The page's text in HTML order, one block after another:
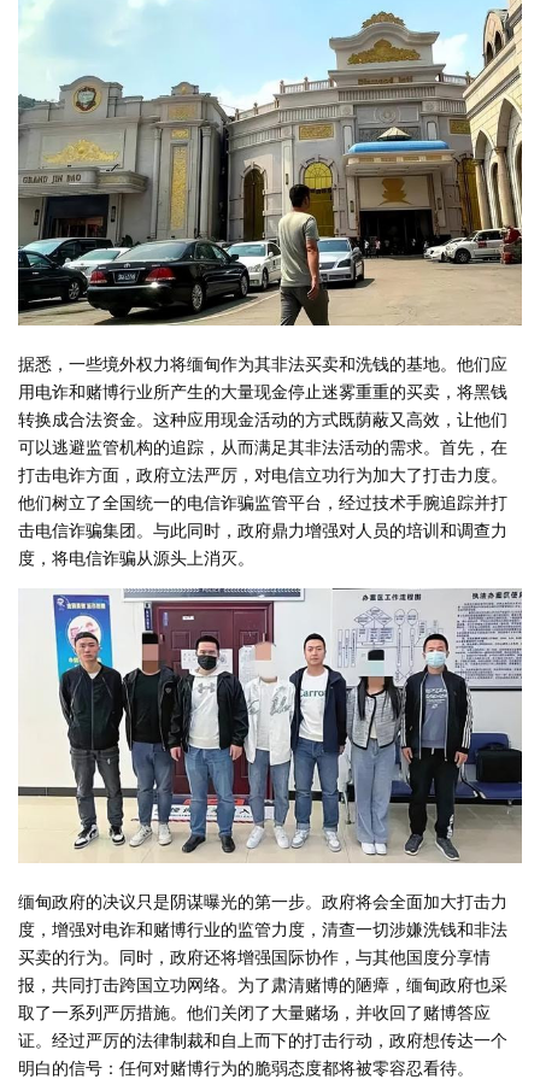
据悉，一些境外权力将缅甸作为其非法买卖和洗钱的基地。他们应
用电诈和赌博行业所产生的大量现金停止迷雾重重的买卖，将黑钱
转换成合法资金。这种应用现金活动的方式既荫蔽又高效，让他们
可以逃避监管机构的追踪，从而满足其非法活动的需求。首先，在
打击电诈方面，政府立法严厉，对电信立功行为加大了打击力度。
他们树立了全国统一的电信诈骗监管平台，经过技术手腕追踪并打
击电信诈骗集团。与此同时，政府鼎力增强对人员的培训和调查力
度，将电信诈骗从源头上消灭。
缅甸政府的决议只是阴谋曝光的第一步。政府将会全面加大打击力
度，增强对电诈和赌博行业的监管力度，清查一切涉嫌洗钱和非法
买卖的行为。同时，政府还将增强国际协作，与其他国度分享情
报，共同打击跨国立功网络。为了肃清赌博的陋瘴，缅甸政府也采
取了一系列严厉措施。他们关闭了大量赌场，并收回了赌博答应
证。经过严厉的法律制裁和自上而下的打击行动，政府想传达一个
明白的信号：任何对赌博行为的脆弱态度都将被零容忍看待。